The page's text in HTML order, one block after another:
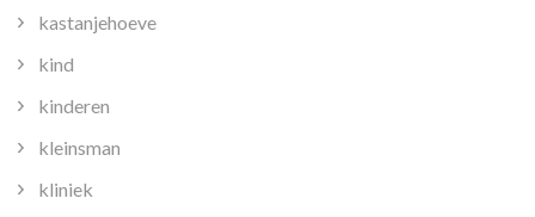
kastanjehoeve
kind
kinderen
kleinsman
kliniek